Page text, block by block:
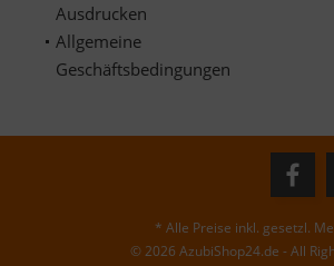
Ausdrucken
Allgemeine
Geschäftsbedingungen
* Alle Preise inkl. gesetzl.
© 2026 AzubiShop24.de - All